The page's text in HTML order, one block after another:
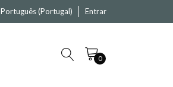
Português (Portugal) Entrar
0